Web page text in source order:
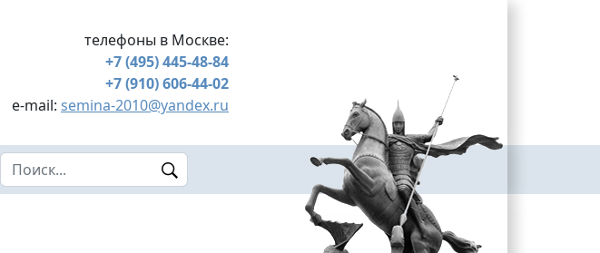
телефоны в Москве:
+7 (495) 445-48-84
+7 (910) 606-44-02
e-mail: semina-2010@yandex.ru
Search this site